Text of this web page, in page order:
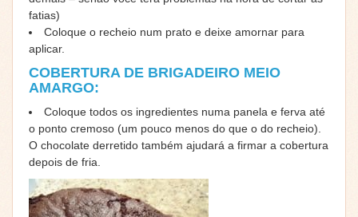
fatias)
Coloque o recheio num prato e deixe amornar para
aplicar.
COBERTURA DE BRIGADEIRO MEIO
AMARGO:
Coloque todos os ingredientes numa panela e ferva até
o ponto cremoso (um pouco menos do que o do recheio).
O chocolate derretido também ajudará a firmar a cobertura
depois de fria.